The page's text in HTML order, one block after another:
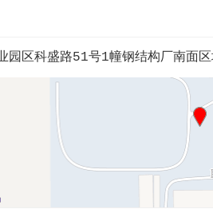
园区科盛路51号1幢钢结构厂南面